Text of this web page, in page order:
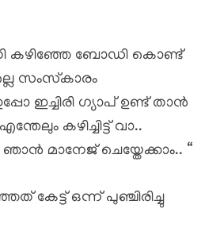
കഴിഞ്ഞേ ബോഡി കൊണ്ട്
സംസ്‍കാരം
ഇച്ചിരി ഗ്യാപ് ഉണ്ട് താൻ
കഴിച്ചിട്ട് വാ..
മാനേജ് ചെയ്തേക്കാം.. “
ഒന്ന് പുഞ്ചിരിച്ചു